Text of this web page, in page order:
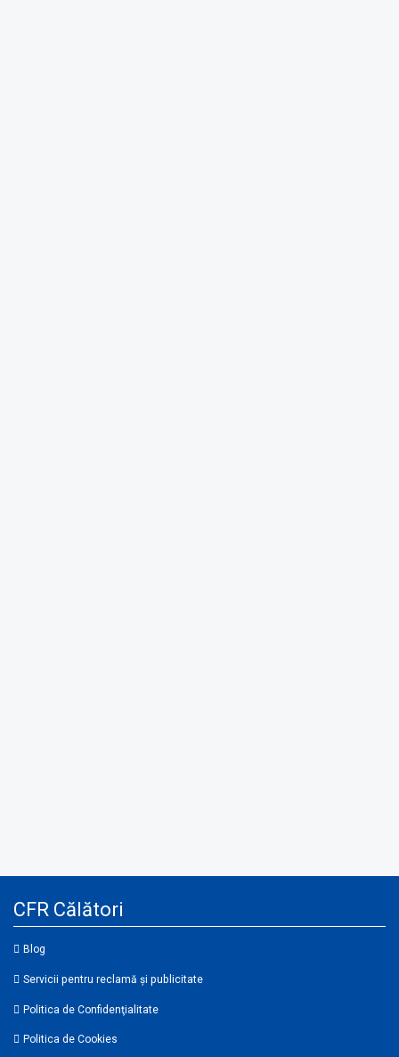
CFR Călători
Blog
Servicii pentru reclamă și publicitate
Politica de Confidenţialitate
Politica de Cookies